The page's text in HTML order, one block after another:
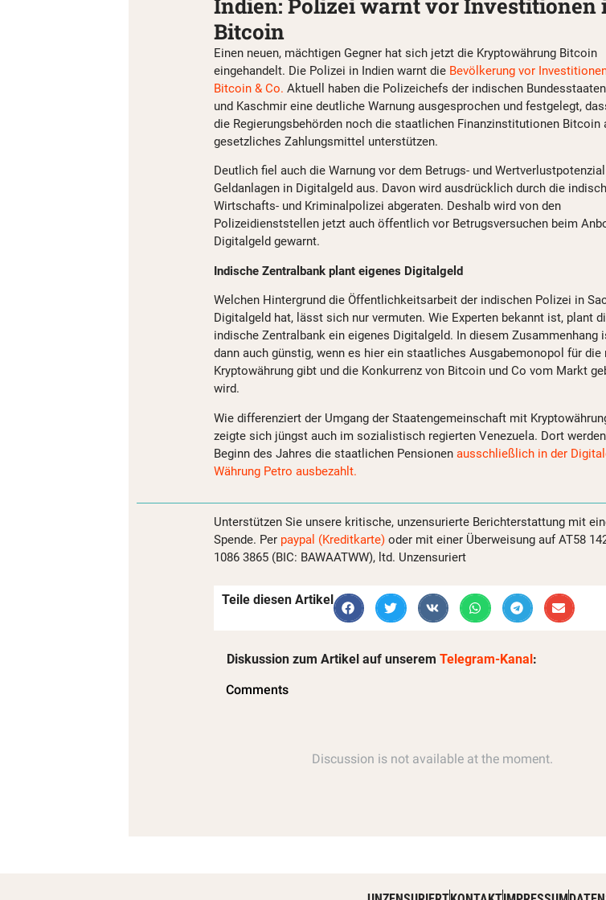
Indien: Polizei warnt vor Investitionen
Bitcoin
Einen neuen, mächtigen Gegner hat sich jetzt die Kryptowährung Bitcoin
eingehandelt. Die Polizei in Indien warnt die Bevölkerung vor
Bitcoin & Co. Aktuell haben die Polizeichefs der indischen
und Kaschmir eine deutliche Warnung ausgesprochen und festgelegt,
die Regierungsbehörden noch die staatlichen Finanzinstitutionen Bitcoin
gesetzliches Zahlungsmittel unterstützen.
Deutlich fiel auch die Warnung vor dem Betrugs- und
Geldanlagen in Digitalgeld aus. Davon wird ausdrücklich durch die
Wirtschafts- und Kriminalpolizei abgeraten. Deshalb wird von den
Polizeidienststellen jetzt auch öffentlich vor Betrugsversuchen beim
Digitalgeld gewarnt.
Indische Zentralbank plant eigenes Digitalgeld
Welchen Hintergrund die Öffentlichkeitsarbeit der indischen Polizei in
Digitalgeld hat, lässt sich nur vermuten. Wie Experten bekannt ist, plant
indische Zentralbank ein eigenes Digitalgeld. In diesem Zusammenhang
dann auch günstig, wenn es hier ein staatliches Ausgabemonopol für die
Kryptowährung gibt und die Konkurrenz von Bitcoin und Co vom Markt
wird.
Wie differenziert der Umgang der Staatengemeinschaft mit
zeigte sich jüngst auch im sozialistisch regierten Venezuela. Dort
Beginn des Jahres die staatlichen Pensionen ausschließlich in der
Währung Petro ausbezahlt.
Unterstützen Sie unsere kritische, unzensurierte Berichterstattung mit
Spende. Per paypal (Kreditkarte) oder mit einer Überweisung auf AT58
1086 3865 (BIC: BAWAATWW), ltd. Unzensuriert
Teile diesen Artikel
Diskussion zum Artikel auf unserem Telegram-Kanal: